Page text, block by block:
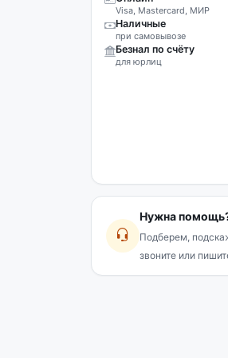
Visa, Mastercard, МИР
Наличные
при самовывозе
Безнал по счёту
для юрлиц
Нужна
Подберем,
звоните или